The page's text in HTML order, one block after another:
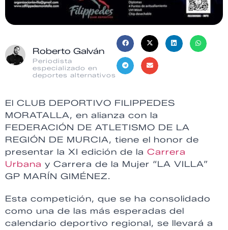
Roberto Galván
Periodista
especializado en
deportes alternativos
El CLUB DEPORTIVO FILIPPEDES
MORATALLA, en alianza con la
FEDERACIÓN DE ATLETISMO DE LA
REGIÓN DE MURCIA, tiene el honor de
presentar la XI edición de la Carrera
Urbana y Carrera de la Mujer “LA VILLA”
GP MARÍN GIMÉNEZ.
Esta competición, que se ha consolidado
como una de las más esperadas del
calendario deportivo regional, se llevará a